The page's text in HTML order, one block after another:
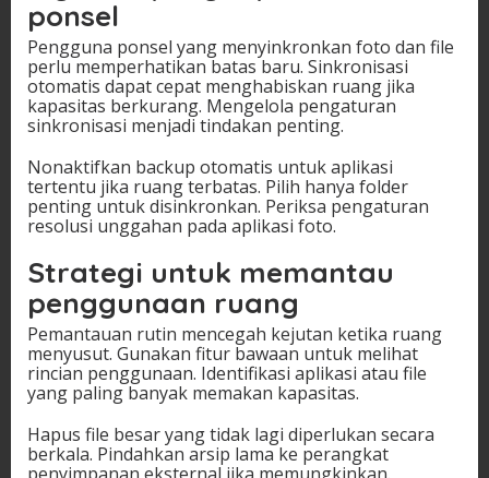
ponsel
Pengguna ponsel yang menyinkronkan foto dan file
perlu memperhatikan batas baru. Sinkronisasi
otomatis dapat cepat menghabiskan ruang jika
kapasitas berkurang. Mengelola pengaturan
sinkronisasi menjadi tindakan penting.
Nonaktifkan backup otomatis untuk aplikasi
tertentu jika ruang terbatas. Pilih hanya folder
penting untuk disinkronkan. Periksa pengaturan
resolusi unggahan pada aplikasi foto.
Strategi untuk memantau
penggunaan ruang
Pemantauan rutin mencegah kejutan ketika ruang
menyusut. Gunakan fitur bawaan untuk melihat
rincian penggunaan. Identifikasi aplikasi atau file
yang paling banyak memakan kapasitas.
Hapus file besar yang tidak lagi diperlukan secara
berkala. Pindahkan arsip lama ke perangkat